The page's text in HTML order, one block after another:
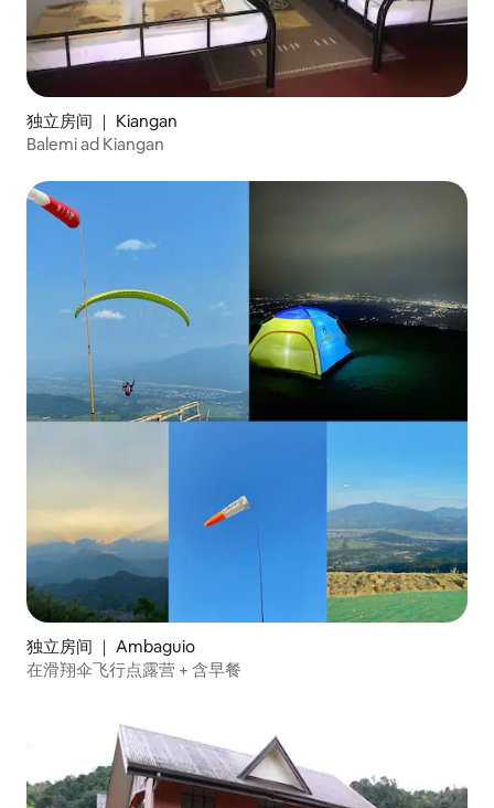
独立房间 ｜ Kiangan
Balemi ad Kiangan
独立房间 ｜ Ambaguio
在滑翔伞飞行点露营 + 含早餐